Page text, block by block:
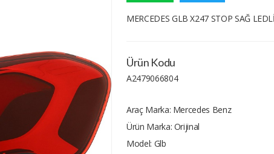
MERCEDES GLB X247 STOP SAĞ
Ürün Kodu
A2479066804
Araç Marka: Mercedes Benz
Ürün Marka: Orijinal
Model: Glb